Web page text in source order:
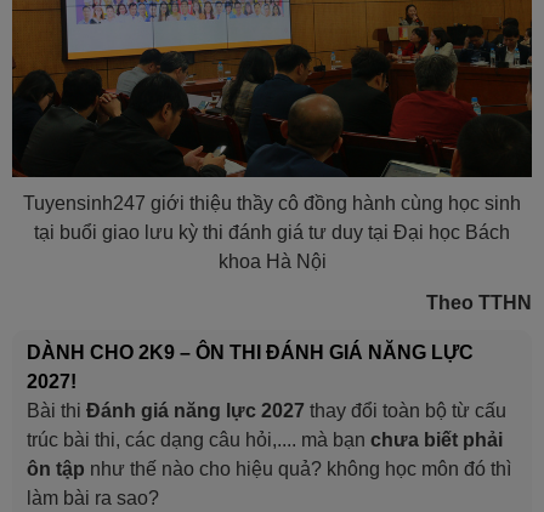
Tuyensinh247 giới thiệu thầy cô đồng hành cùng học sinh
tại buổi giao lưu kỳ thi đánh giá tư duy tại Đại học Bách
khoa Hà Nội
Theo TTHN
DÀNH CHO 2K9 – ÔN THI ĐÁNH GIÁ NĂNG LỰC
2027!
Bài thi Đánh giá năng lực 2027 thay đổi toàn bộ từ cấu
trúc bài thi, các dạng câu hỏi,.... mà bạn chưa biết phải
ôn tập như thế nào cho hiệu quả? không học môn đó thì
làm bài ra sao?